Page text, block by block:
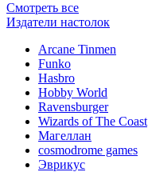
Смотреть все
Издатели настолок
Arcane Tinmen
Funko
Hasbro
Hobby World
Ravensburger
Wizards of The Coast
Магеллан
сosmodrome games
Эврикус